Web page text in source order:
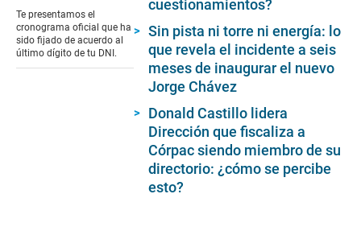
of
2
minutes,
23
seconds
Te presentamos el
cronograma oficial que ha
sido fijado de acuerdo al
último dígito de tu DNI.
cuestionamientos?
Sin pista ni torre ni energía: lo
que revela el incidente a seis
meses de inaugurar el nuevo
Jorge Chávez
Donald Castillo lidera
Dirección que fiscaliza a
Córpac siendo miembro de su
directorio: ¿cómo se percibe
esto?